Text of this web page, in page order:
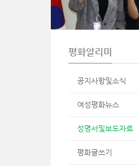
평화알리미
공지사항및소식
여성평화뉴스
성명서및보도자료
평화글쓰기